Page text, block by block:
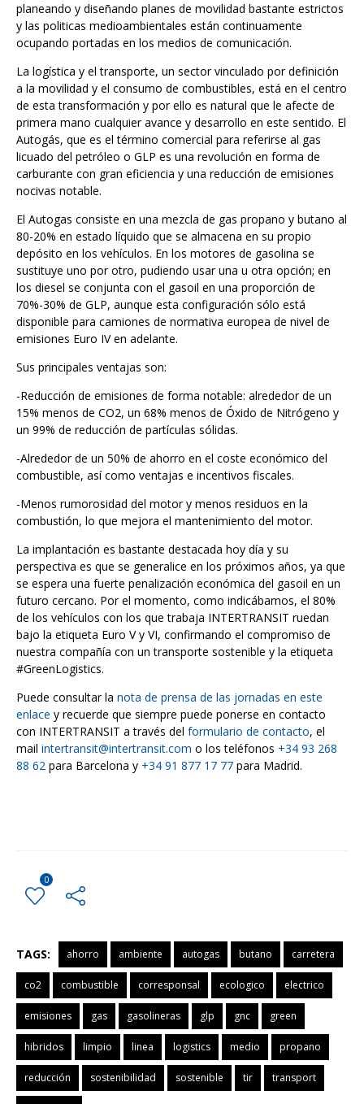
planeando y diseñando planes de movilidad bastante estrictos
y las politicas medioambientales están continuamente
ocupando portadas en los medios de comunicación.
La logística y el transporte, un sector vinculado por definición
a la movilidad y el consumo de combustibles, está en el centro
de esta transformación y por ello es natural que le afecte de
primera mano cualquier avance y desarrollo en este sentido. El
Autogás, que es el término comercial para referirse al gas
licuado del petróleo o GLP es una revolución en forma de
carburante con gran eficiencia y una reducción de emisiones
nocivas notable.
El Autogas consiste en una mezcla de gas propano y butano al
80-20% en estado líquido que se almacena en su propio
depósito en los vehículos. En los motores de gasolina se
sustituye uno por otro, pudiendo usar una u otra opción; en
los diesel se conjunta con el gasoil en una proporción de
70%-30% de GLP, aunque esta configuración sólo está
disponible para camiones de normativa europea de nivel de
emisiones Euro IV en adelante.
Sus principales ventajas son:
-Reducción de emisiones de forma notable: alrededor de un
15% menos de CO2, un 68% menos de Óxido de Nitrógeno y
un 99% de reducción de partículas sólidas.
-Alrededor de un 50% de ahorro en el coste económico del
combustible, así como ventajas e incentivos fiscales.
-Menos rumorosidad del motor y menos residuos en la
combustión, lo que mejora el mantenimiento del motor.
La implantación es bastante destacada hoy día y su
perspectiva es que se generalice en los próximos años, ya que
se espera una fuerte penalización económica del gasoil en un
futuro cercano. Por el momento, como indicábamos, el 80%
de los vehículos con los que trabaja INTERTRANSIT ruedan
bajo la etiqueta Euro V y VI, confirmando el compromiso de
nuestra compañía con un transporte sostenible y la etiqueta
#GreenLogistics.
Puede consultar la nota de prensa de las jornadas en este
enlace y recuerde que siempre puede ponerse en contacto
con INTERTRANSIT a través del formulario de contacto, el
mail intertransit@intertransit.com o los teléfonos +34 93 268
88 62 para Barcelona y +34 91 877 17 77 para Madrid.
0
TAGS: ahorro ambiente autogas butano carretera
co2 combustible corresponsal ecologico electrico
emisiones gas gasolineras glp gnc green
hibridos limpio linea logistics medio propano
reducción sostenibilidad sostenible tir transport